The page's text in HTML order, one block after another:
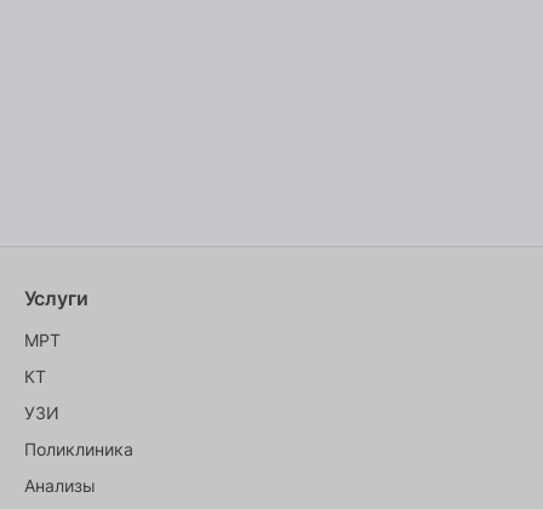
Услуги
МРТ
КТ
УЗИ
Поликлиника
Анализы